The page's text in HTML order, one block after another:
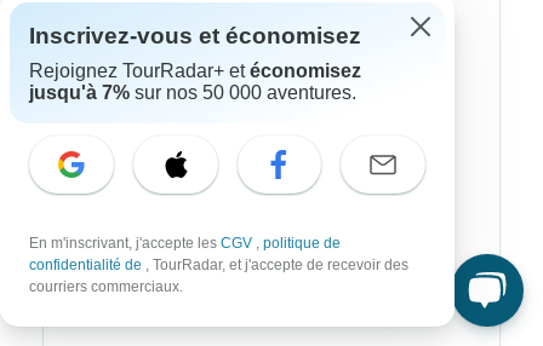
Afrique
Asie
Europe
Amérique du Sud
Inscrivez-vous et économisez
Rejoignez TourRadar+ etéconomisez
jusqu'à 7% sur nos 50 000 aventures.
En m'inscrivant, j'accepte les CGV , politique de
confidentialité de , TourRadar, et j'accepte de recevoir des
courriers commerciaux.